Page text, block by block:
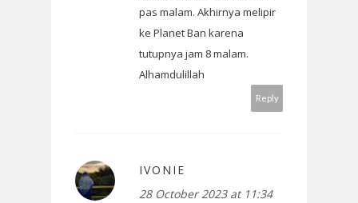
pas malam. Akhirnya melipir
ke Planet Ban karena
tutupnya jam 8 malam.
Alhamdulillah
Reply
IVONIE
28 October 2023 at 11:34